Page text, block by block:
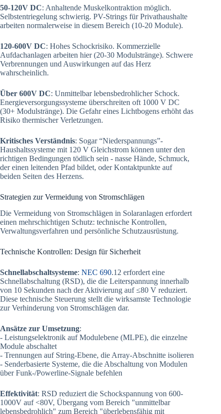
50-120V DC: Anhaltende Muskelkontraktion möglich.
Selbstentriegelung schwierig. PV-Strings für Privathaushalte
arbeiten normalerweise in diesem Bereich (10-20 Module).
120-600V DC: Hohes Schockrisiko. Kommerzielle
Aufdachanlagen arbeiten hier (20-30 Modulstränge). Schwere
Verbrennungen und Auswirkungen auf das Herz
wahrscheinlich.
Über 600V DC: Unmittelbar lebensbedrohlicher Schock.
Energieversorgungssysteme überschreiten oft 1000 V DC
(30+ Modulstränge). Die Gefahr eines Lichtbogens erhöht das
Risiko thermischer Verletzungen.
Kritisches Verständnis: Sogar “Niederspannungs”-
Haushaltssysteme mit 120 V Gleichstrom können unter den
richtigen Bedingungen tödlich sein - nasse Hände, Schmuck,
der einen leitenden Pfad bildet, oder Kontaktpunkte auf
beiden Seiten des Herzens.
Strategien zur Vermeidung von Stromschlägen
Die Vermeidung von Stromschlägen in Solaranlagen erfordert
einen mehrschichtigen Schutz: technische Kontrollen,
Verwaltungsverfahren und persönliche Schutzausrüstung.
Technische Kontrollen: Design für Sicherheit
Schnellabschaltsysteme: NEC 690.12 erfordert eine
Schnellabschaltung (RSD), die die Leiterspannung innerhalb
von 10 Sekunden nach der Aktivierung auf ≤80 V reduziert.
Diese technische Steuerung stellt die wirksamste Technologie
zur Verhinderung von Stromschlägen dar.
Ansätze zur Umsetzung:
- Leistungselektronik auf Modulebene (MLPE), die einzelne
Module abschaltet
- Trennungen auf String-Ebene, die Array-Abschnitte isolieren
- Senderbasierte Systeme, die die Abschaltung von Modulen
über Funk-/Powerline-Signale befehlen
Effektivität: RSD reduziert die Schockspannung von 600-
1000V auf <80V, Übergang vom Bereich "unmittelbar
lebensbedrohlich" zum Bereich "überlebensfähig mit